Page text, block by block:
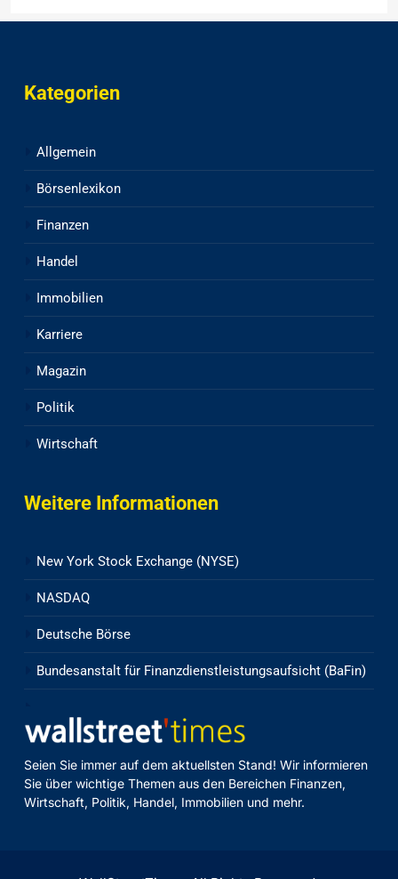
Kategorien
Allgemein
Börsenlexikon
Finanzen
Handel
Immobilien
Karriere
Magazin
Politik
Wirtschaft
Weitere Informationen
New York Stock Exchange (NYSE)
NASDAQ
Deutsche Börse
Bundesanstalt für Finanzdienstleistungsaufsicht (BaFin)
Seien Sie immer auf dem aktuellsten Stand! Wir informieren
Sie über wichtige Themen aus den Bereichen Finanzen,
Wirtschaft, Politik, Handel, Immobilien und mehr.